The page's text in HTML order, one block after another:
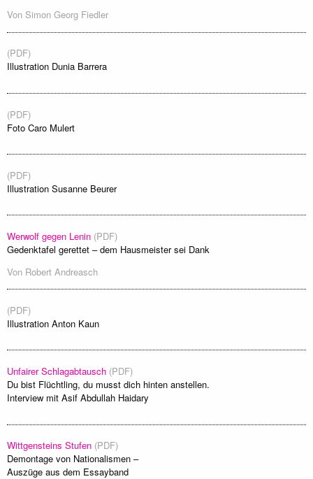
Von Simon Georg Fiedler
(PDF)
Illustration Dunia Barrera
(PDF)
Foto Caro Mulert
(PDF)
Illustration Susanne Beurer
Werwolf gegen Lenin (PDF)
Gedenktafel gerettet – dem Hausmeister sei Dank
Von Robert Andreasch
(PDF)
Illustration Anton Kaun
Unfairer Schlagabtausch (PDF)
Du bist Flüchtling, du musst dich hinten anstellen.
Interview mit Asif Abdullah Haidary
Wittgensteins Stufen (PDF)
Demontage von Nationalismen –
Auszüge aus dem Essayband